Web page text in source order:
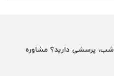
شنبه تا پنج شنبه 10 صبح تا 9 شب، پرسشی دارید؟ مشاوره